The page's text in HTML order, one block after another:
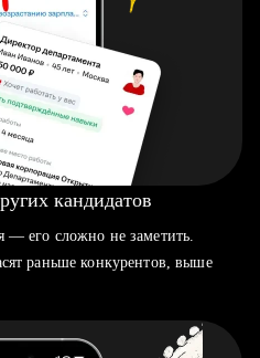
кандидатов
— его сложно не заметить.
раньше конкурентов, выше